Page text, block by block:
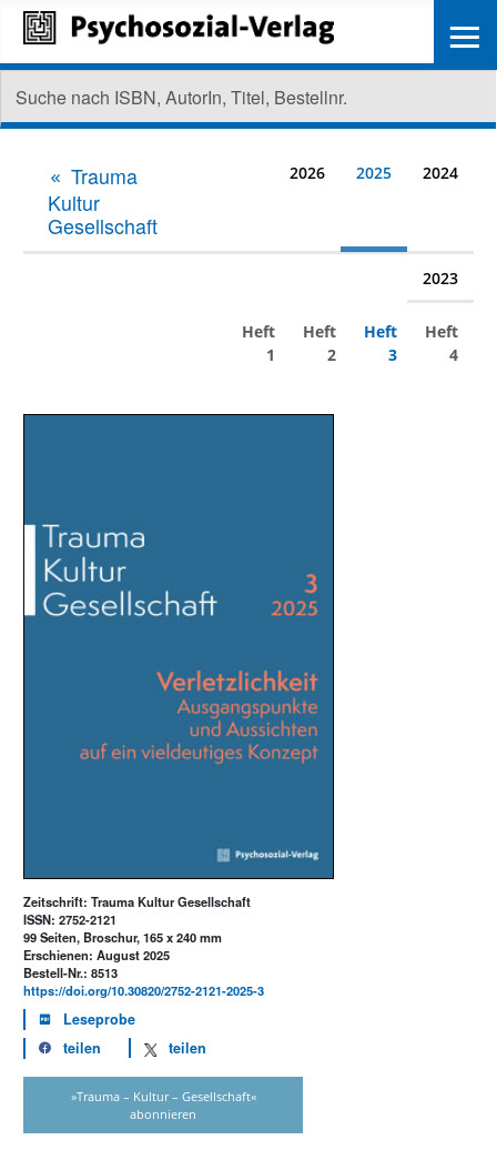
Trauma
Kultur
Gesellschaft
2026 2025 2024
2023
Heft
1
Heft
2
Heft
3
Heft
4
Zeitschrift: Trauma Kultur Gesellschaft
ISSN: 2752-2121
99 Seiten, Broschur, 165 x 240 mm
Erschienen: August 2025
Bestell-Nr.: 8513
https://doi.org/10.30820/2752-2121-2025-3
Leseprobe
teilen
teilen
»Trauma – Kultur – Gesellschaft«
abonnieren
≡